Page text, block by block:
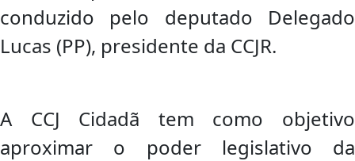
conduzido pelo deputado Delegado
Lucas (PP), presidente da CCJR.
A CCJ Cidadã tem como objetivo
aproximar o poder legislativo da